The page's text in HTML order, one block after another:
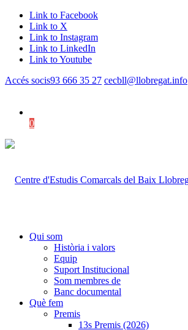
Link to Facebook
Link to X
Link to Instagram
Link to LinkedIn
Link to Youtube
Accés socis93 666 35 27 cecbll@llobregat.info
0
Qui som
Història i valors
Equip
Suport Institucional
Som membres de
Banc documental
Què fem
Premis
13s Premis (2026)